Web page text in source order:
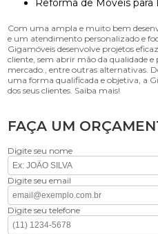
Reforma de Móveis para
Com uma ampla e muito bem
e um atendimento personalizado e
Gigamóveis desenvolve projetos
cliente, sem abrir mão da qualidade
mercado., entre outras alternativas.
uma forma qualificada e objetiva, a
dos seus clientes. Saiba mais!
FAÇA UM
Digite seu nome
Digite seu email
Digite seu telefone